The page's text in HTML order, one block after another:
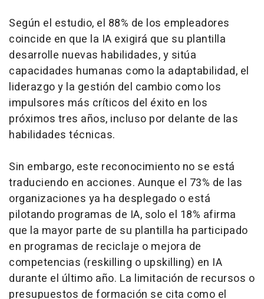
Según el estudio, el 88% de los empleadores
coincide en que la IA exigirá que su plantilla
desarrolle nuevas habilidades, y sitúa
capacidades humanas como la adaptabilidad, el
liderazgo y la gestión del cambio como los
impulsores más críticos del éxito en los
próximos tres años, incluso por delante de las
habilidades técnicas.
Sin embargo, este reconocimiento no se está
traduciendo en acciones. Aunque el 73% de las
organizaciones ya ha desplegado o está
pilotando programas de IA, solo el 18% afirma
que la mayor parte de su plantilla ha participado
en programas de reciclaje o mejora de
competencias (reskilling o upskilling) en IA
durante el último año. La limitación de recursos o
presupuestos de formación se cita como el